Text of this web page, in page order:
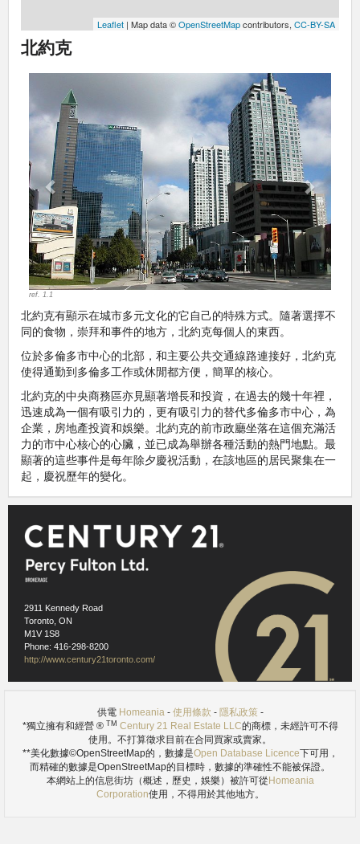
Leaflet | Map data ©OpenStreetMapcontributors, CC-BY-SA
北約克
ref. 1.1
北約克有顯示在城市多元文化的它自己的特殊方式。隨著選擇不
同的食物，崇拜和事件的地方，北約克每個人的東西。
位於多倫多市中心的北部，和主要公共交通線路連接好，北約克
使得通勤到多倫多工作或休閒都方便，簡單的核心。
北約克的中央商務區亦見顯著增長和投資，在過去的幾十年裡，
迅速成為一個有吸引力的，更有吸引力的替代多倫多市中心，為
企業，房地產投資和娛樂。北約克的前市政廳坐落在這個充滿活
力的市中心核心的心臟，並已成為舉辦各種活動的熱門地點。最
顯著的這些事件是每年除夕慶祝活動，在該地區的居民聚集在一
起，慶祝歷年的變化。
https://homeania.com/communities/ontario/north-york
Images references
1.1 - Wikimedia Commons (PFHLai) -
http://commons.wikimedia.org/wiki/File:DowntownNorthYork20050903.jpg
http://commons.wikimedia.org/wiki/File:North_York_Skyline.jpg
2911 Kennedy Road
Toronto, ON
M1V 1S8
Phone: 416-298-8200
http://www.century21toronto.com/
供電 Homeania- 使用條款 - 隱私政策-
*獨立擁有和經營 ® TM Century 21 Real Estate LLC的商標，未經許可不得
使用。不打算徵求目前在合同買家或賣家。
**美化數據©OpenStreetMap的，數據是Open Database Licence下可用，
而精確的數據是OpenStreetMap的目標時，數據的準確性不能被保證。
本網站上的信息街坊（概述，歷史，娛樂）被許可從 Homeania
Corporation使用，不得用於其他地方。